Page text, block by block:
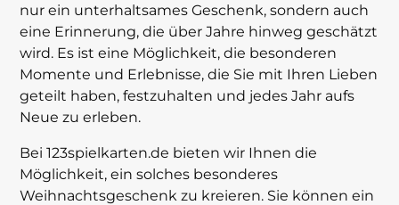
nur ein unterhaltsames Geschenk, sondern auch
eine Erinnerung, die über Jahre hinweg geschätzt
wird. Es ist eine Möglichkeit, die besonderen
Momente und Erlebnisse, die Sie mit Ihren Lieben
geteilt haben, festzuhalten und jedes Jahr aufs
Neue zu erleben.
Bei 123spielkarten.de bieten wir Ihnen die
Möglichkeit, ein solches besonderes
Weihnachtsgeschenk zu kreieren. Sie können ein